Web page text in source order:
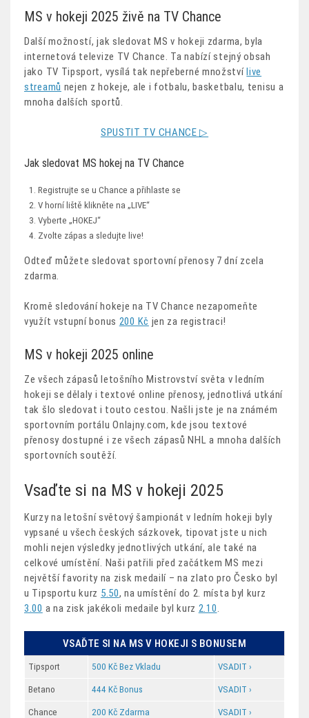
MS v hokeji 2025 živě na TV Chance
Další možností, jak sledovat MS v hokeji zdarma, byla
internetová televize TV Chance. Ta nabízí stejný obsah
jako TV Tipsport, vysílá tak nepřeberné množstvílive
streamů nejen z hokeje, ale i fotbalu, basketbalu, tenisu a
mnoha dalších sportů.
SPUSTIT TV CHANCE ▷
Jak sledovat MS hokej na TV Chance
Registrujte se u Chance a přihlaste se
V horní liště klikněte na „LIVE“
Vyberte „HOKEJ“
Zvolte zápas a sledujte live!
Odteď můžete sledovat sportovní přenosy 7 dní zcela
zdarma.
Kromě sledování hokeje na TV Chance nezapomeňte
využít vstupní bonus 200 Kč jen za registraci!
MS v hokeji 2025 online
Ze všech zápasů letošního Mistrovství světa v ledním
hokeji se dělaly i textové online přenosy, jednotlivá utkání
tak šlo sledovat i touto cestou. Našli jste je na známém
sportovním portálu Onlajny.com, kde jsou textové
přenosy dostupné i ze všech zápasů NHL a mnoha dalších
sportovních soutěží.
Vsaďte si na MS v hokeji 2025
Kurzy na letošní světový šampionát v ledním hokeji byly
vypsané u všech českých sázkovek, tipovat jste u nich
mohli nejen výsledky jednotlivých utkání, ale také na
celkové umístění. Naši patřili před začátkem MS mezi
největší favority na zisk medailí – na zlato pro Česko byl
u Tipsportu kurz 5.50, na umístění do 2. místa byl kurz
3.00 a na zisk jakékoli medaile byl kurz 2.10.
VSAĎTE SI NA MS V HOKEJI S BONUSEM
Tipsport 500 Kč Bez Vkladu VSADIT ›
Betano 444 Kč Bonus VSADIT ›
Chance 200 Kč Zdarma VSADIT ›